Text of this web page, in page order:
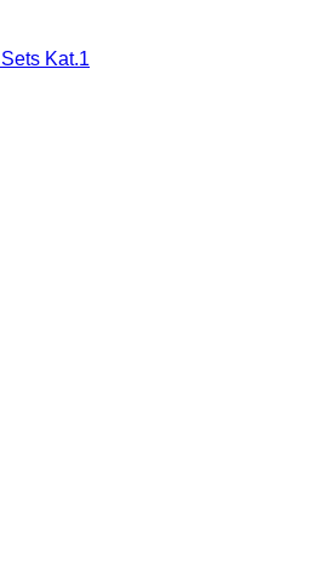
Kat.1